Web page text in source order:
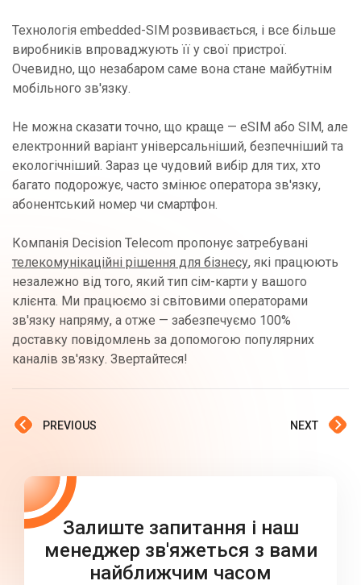
Технологія embedded-SIM розвивається, і все більше
виробників впроваджують її у свої пристрої.
Очевидно, що незабаром саме вона стане майбутнім
мобільного зв'язку.
Не можна сказати точно, що краще — eSIM або SIM, але
електронний варіант універсальніший, безпечніший та
екологічніший. Зараз це чудовий вибір для тих, хто
багато подорожує, часто змінює оператора зв'язку,
абонентський номер чи смартфон.
Компанія Decision Telecom пропонує затребувані
телекомунікаційні рішення для бізнесу, які працюють
незалежно від того, який тип сім-карти у вашого
клієнта. Ми працюємо зі світовими операторами
зв'язку напряму, а отже — забезпечуємо 100%
доставку повідомлень за допомогою популярних
каналів зв'язку. Звертайтеся!
PREVIOUS NEXT
Залиште запитання і наш
менеджер зв'яжеться з вами
найближчим часом